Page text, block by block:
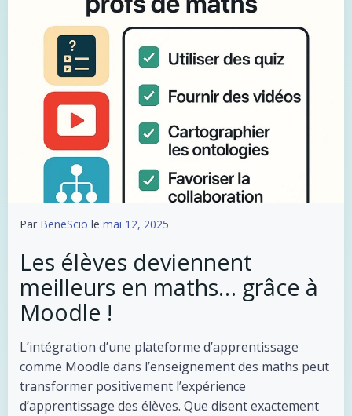
Par BeneScio le mai 12, 2025
Les élèves deviennent
meilleurs en maths… grâce à
Moodle !
L’intégration d’une plateforme d’apprentissage
comme Moodle dans l’enseignement des maths peut
transformer positivement l’expérience
d’apprentissage des élèves. Que disent exactement